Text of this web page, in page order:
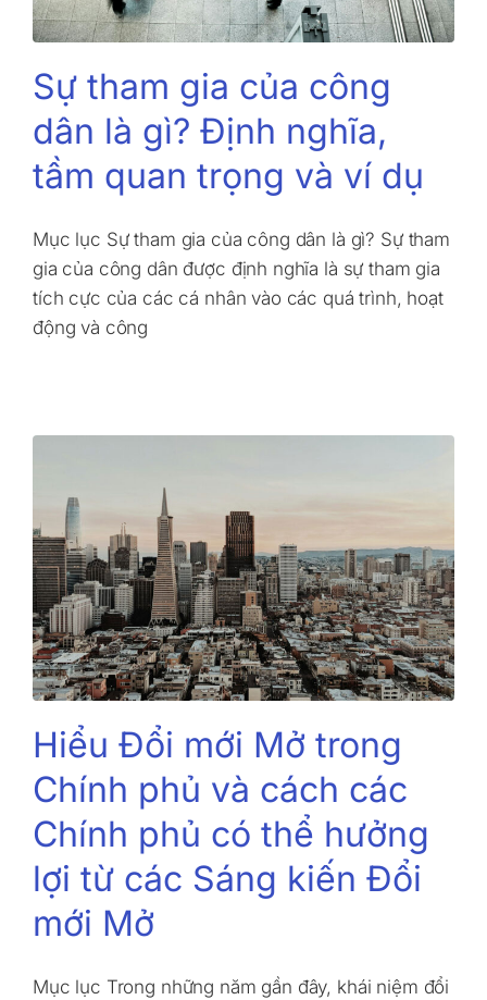
Sự tham gia của công
dân là gì? Định nghĩa,
tầm quan trọng và ví dụ
Mục lục Sự tham gia của công dân là gì? Sự tham
gia của công dân được định nghĩa là sự tham gia
tích cực của các cá nhân vào các quá trình, hoạt
động và công
Hiểu Đổi mới Mở trong
Chính phủ và cách các
Chính phủ có thể hưởng
lợi từ các Sáng kiến ​​Đổi
mới Mở
Mục lục Trong những năm gần đây, khái niệm đổi